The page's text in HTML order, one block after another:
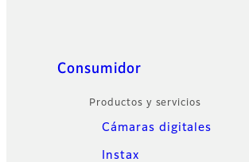
Sitemap
Consumidor
Productos y servicios
Cámaras digitales
Instax